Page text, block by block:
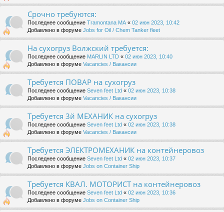
Срочно требуются:
Последнее сообщение Tramontana MA « 02 июн 2023, 10:42
Добавлено в форуме Jobs for Oil / Chem Tanker fleet
На сухогруз Волжский требуется:
Последнее сообщение MARLIN LTD « 02 июн 2023, 10:40
Добавлено в форуме Vacancies / Вакансии
Требуется ПОВАР на сухогруз
Последнее сообщение Seven feet Ltd « 02 июн 2023, 10:38
Добавлено в форуме Vacancies / Вакансии
Требуется 3й МЕХАНИК на сухогруз
Последнее сообщение Seven feet Ltd « 02 июн 2023, 10:38
Добавлено в форуме Vacancies / Вакансии
Требуется ЭЛЕКТРОМЕХАНИК на контейнеровоз
Последнее сообщение Seven feet Ltd « 02 июн 2023, 10:37
Добавлено в форуме Jobs on Container Ship
Требуется КВАЛ. МОТОРИСТ на контейнеровоз
Последнее сообщение Seven feet Ltd « 02 июн 2023, 10:36
Добавлено в форуме Jobs on Container Ship